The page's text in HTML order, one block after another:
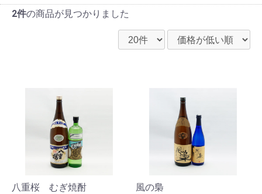
2件の商品が見つかりました
八重桜 むぎ焼酎
風の梟